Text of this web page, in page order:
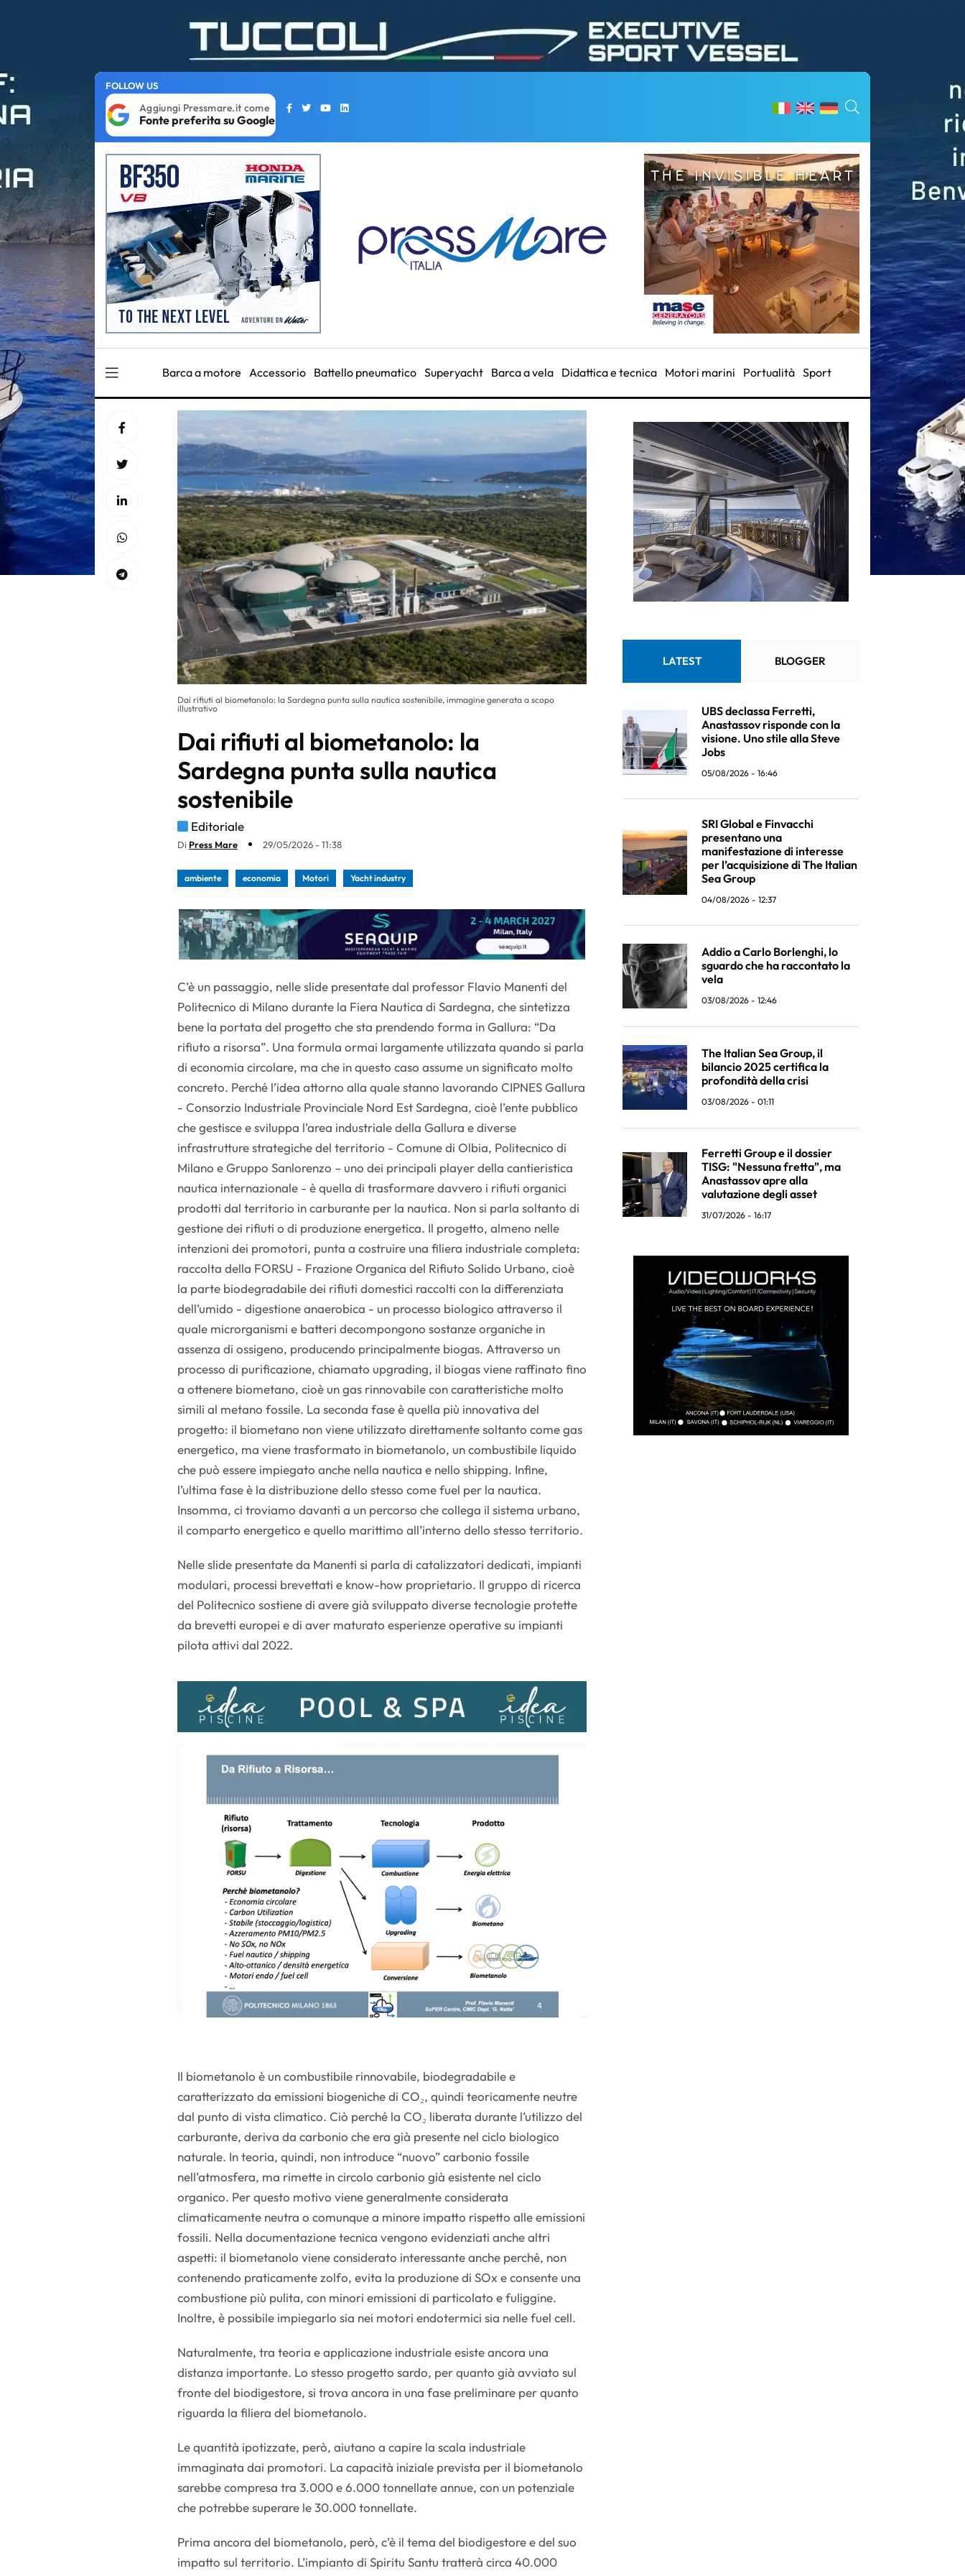
FOLLOW US
Aggiungi Pressmare.it come
Fonte preferita su Google
Barca a motore Accessorio Battello pneumatico Superyacht Barca a vela Didattica e tecnica Motori marini Portualità Sport
Dai rifiuti al biometanolo: la Sardegna punta sulla nautica sostenibile, immagine generata a scopo
illustrativo
Dai rifiuti al biometanolo: la
Sardegna punta sulla nautica
sostenibile
Editoriale
Di Press Mare 29/05/2026 - 11:38
ambiente economia Motori Yacht industry
C’è un passaggio, nelle slide presentate dal professor Flavio Manenti del
Politecnico di Milano durante la Fiera Nautica di Sardegna, che sintetizza
bene la portata del progetto che sta prendendo forma in Gallura: “Da
rifiuto a risorsa”. Una formula ormai largamente utilizzata quando si parla
di economia circolare, ma che in questo caso assume un significato molto
concreto. Perché l’idea attorno alla quale stanno lavorando CIPNES Gallura
- Consorzio Industriale Provinciale Nord Est Sardegna, cioè l’ente pubblico
che gestisce e sviluppa l’area industriale della Gallura e diverse
infrastrutture strategiche del territorio - Comune di Olbia, Politecnico di
Milano e Gruppo Sanlorenzo – uno dei principali player della cantieristica
nautica internazionale - è quella di trasformare davvero i rifiuti organici
prodotti dal territorio in carburante per la nautica. Non si parla soltanto di
gestione dei rifiuti o di produzione energetica. Il progetto, almeno nelle
intenzioni dei promotori, punta a costruire una filiera industriale completa:
raccolta della FORSU - Frazione Organica del Rifiuto Solido Urbano, cioè
la parte biodegradabile dei rifiuti domestici raccolti con la differenziata
dell’umido - digestione anaerobica - un processo biologico attraverso il
quale microrganismi e batteri decompongono sostanze organiche in
assenza di ossigeno, producendo principalmente biogas. Attraverso un
processo di purificazione, chiamato upgrading, il biogas viene raffinato fino
a ottenere biometano, cioè un gas rinnovabile con caratteristiche molto
simili al metano fossile. La seconda fase è quella più innovativa del
progetto: il biometano non viene utilizzato direttamente soltanto come gas
energetico, ma viene trasformato in biometanolo, un combustibile liquido
che può essere impiegato anche nella nautica e nello shipping. Infine,
l’ultima fase è la distribuzione dello stesso come fuel per la nautica.
Insomma, ci troviamo davanti a un percorso che collega il sistema urbano,
il comparto energetico e quello marittimo all’interno dello stesso territorio.
Nelle slide presentate da Manenti si parla di catalizzatori dedicati, impianti
modulari, processi brevettati e know-how proprietario. Il gruppo di ricerca
del Politecnico sostiene di avere già sviluppato diverse tecnologie protette
da brevetti europei e di aver maturato esperienze operative su impianti
pilota attivi dal 2022.
Il biometanolo è un combustibile rinnovabile, biodegradabile e
caratterizzato da emissioni biogeniche di CO₂, quindi teoricamente neutre
dal punto di vista climatico. Ciò perché la CO₂ liberata durante l’utilizzo del
carburante, deriva da carbonio che era già presente nel ciclo biologico
naturale. In teoria, quindi, non introduce “nuovo” carbonio fossile
nell’atmosfera, ma rimette in circolo carbonio già esistente nel ciclo
organico. Per questo motivo viene generalmente considerata
climaticamente neutra o comunque a minore impatto rispetto alle emissioni
fossili. Nella documentazione tecnica vengono evidenziati anche altri
aspetti: il biometanolo viene considerato interessante anche perché, non
contenendo praticamente zolfo, evita la produzione di SOx e consente una
combustione più pulita, con minori emissioni di particolato e fuliggine.
Inoltre, è possibile impiegarlo sia nei motori endotermici sia nelle fuel cell.
Naturalmente, tra teoria e applicazione industriale esiste ancora una
distanza importante. Lo stesso progetto sardo, per quanto già avviato sul
fronte del biodigestore, si trova ancora in una fase preliminare per quanto
riguarda la filiera del biometanolo.
Le quantità ipotizzate, però, aiutano a capire la scala industriale
immaginata dai promotori. La capacità iniziale prevista per il biometanolo
sarebbe compresa tra 3.000 e 6.000 tonnellate annue, con un potenziale
che potrebbe superare le 30.000 tonnellate.
Prima ancora del biometanolo, però, c’è il tema del biodigestore e del suo
impatto sul territorio. L’impianto di Spiritu Santu tratterà circa 40.000
LATEST BLOGGER
UBS declassa Ferretti,
Anastassov risponde con la
visione. Uno stile alla Steve
Jobs
05/08/2026 - 16:46
SRI Global e Finvacchi
presentano una
manifestazione di interesse
per l’acquisizione di The Italian
Sea Group
04/08/2026 - 12:37
Addio a Carlo Borlenghi, lo
sguardo che ha raccontato la
vela
03/08/2026 - 12:46
The Italian Sea Group, il
bilancio 2025 certifica la
profondità della crisi
03/08/2026 - 01:11
Ferretti Group e il dossier
TISG: "Nessuna fretta", ma
Anastassov apre alla
valutazione degli asset
31/07/2026 - 16:17